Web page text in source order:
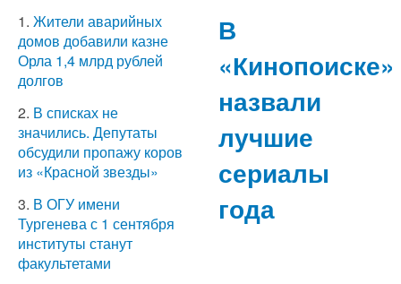
1. Жители аварийных
домов добавили казне
Орла 1,4 млрд рублей
долгов
2. В списках не
значились. Депутаты
обсудили пропажу коров
из «Красной звезды»
3. В ОГУ имени
Тургенева с 1 сентября
институты станут
факультетами
В
«Кинопоиске»
назвали
лучшие
сериалы
года